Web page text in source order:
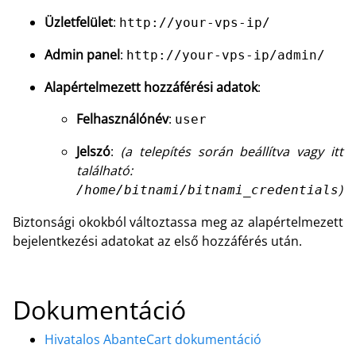
Üzletfelület: http://your-vps-ip/
Admin panel: http://your-vps-ip/admin/
Alapértelmezett hozzáférési adatok:
Felhasználónév: user
Jelszó: (a telepítés során beállítva vagy itt
található:
/home/bitnami/bitnami_credentials)
Biztonsági okokból változtassa meg az alapértelmezett
bejelentkezési adatokat az első hozzáférés után.
Dokumentáció
Hivatalos AbanteCart dokumentáció